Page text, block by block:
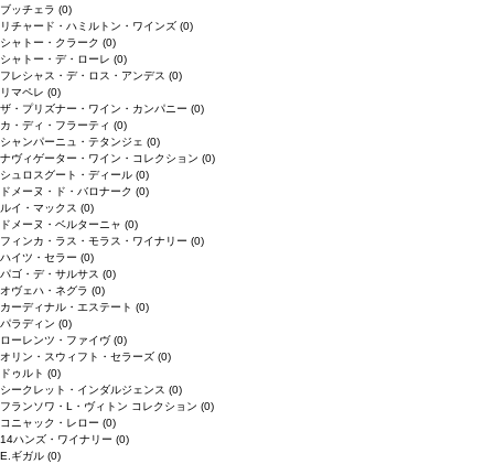
ブッチェラ (0)
リチャード・ハミルトン・ワインズ (0)
シャトー・クラーク (0)
シャトー・デ・ローレ (0)
フレシャス・デ・ロス・アンデス (0)
リマペレ (0)
ザ・プリズナー・ワイン・カンパニー (0)
カ・ディ・フラーティ (0)
シャンパーニュ・テタンジェ (0)
ナヴィゲーター・ワイン・コレクション (0)
シュロスグート・ディール (0)
ドメーヌ・ド・バロナーク (0)
ルイ・マックス (0)
ドメーヌ・ベルターニャ (0)
フィンカ・ラス・モラス・ワイナリー (0)
ハイツ・セラー (0)
パゴ・デ・サルサス (0)
オヴェハ・ネグラ (0)
カーディナル・エステート (0)
パラディン (0)
ローレンツ・ファイヴ(0)
オリン・スウィフト・セラーズ (0)
ドゥルト (0)
シークレット・インダルジェンス (0)
フランソワ・L・ヴィトン コレクション (0)
コニャック・レロー (0)
14ハンズ・ワイナリー (0)
E.ギガル (0)